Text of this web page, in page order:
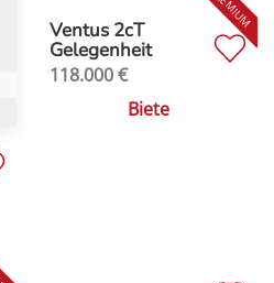
Ventus 2cT
Gelegenheit
118.000€
Biete